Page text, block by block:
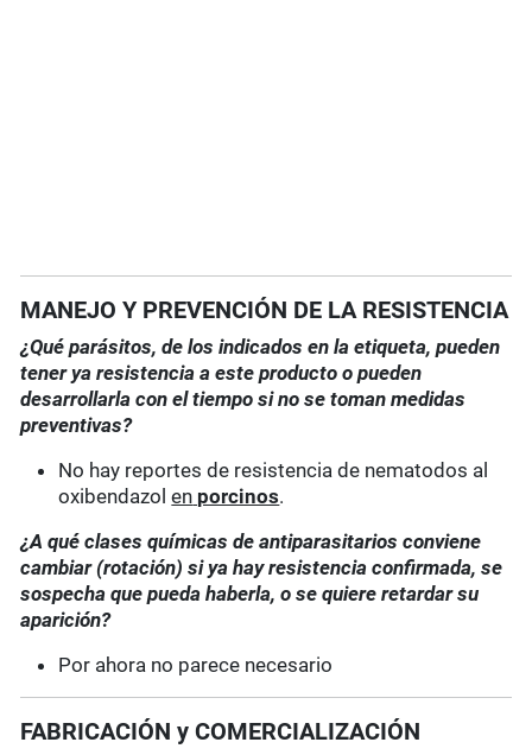
MANEJO Y PREVENCIÓN DE LA RESISTENCIA
¿Qué parásitos, de los indicados en la etiqueta, pueden
tener ya resistencia a este producto o pueden
desarrollarla con el tiempo si no se toman medidas
preventivas?
No hay reportes de resistencia de nematodos al
oxibendazolen porcinos.
¿A qué clases químicas de antiparasitarios conviene
cambiar (rotación) si ya hay resistencia confirmada, se
sospecha que pueda haberla, o se quiere retardar su
aparición?
Por ahora no parece necesario
FABRICACIÓN y COMERCIALIZACIÓN